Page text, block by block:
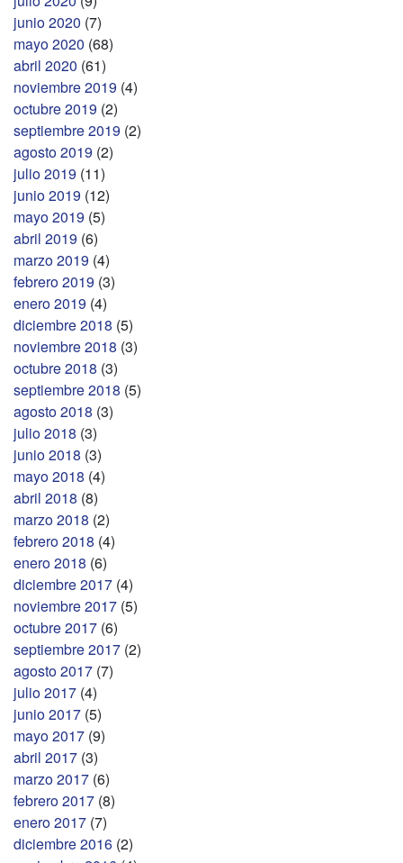
junio 2020 (7)
mayo 2020 (68)
abril 2020 (61)
noviembre 2019 (4)
octubre 2019 (2)
septiembre 2019 (2)
agosto 2019 (2)
julio 2019 (11)
junio 2019 (12)
mayo 2019 (5)
abril 2019 (6)
marzo 2019 (4)
febrero 2019 (3)
enero 2019 (4)
diciembre 2018 (5)
noviembre 2018 (3)
octubre 2018 (3)
septiembre 2018 (5)
agosto 2018 (3)
julio 2018 (3)
junio 2018 (3)
mayo 2018 (4)
abril 2018 (8)
marzo 2018 (2)
febrero 2018 (4)
enero 2018 (6)
diciembre 2017 (4)
noviembre 2017 (5)
octubre 2017 (6)
septiembre 2017 (2)
agosto 2017 (7)
julio 2017 (4)
junio 2017 (5)
mayo 2017 (9)
abril 2017 (3)
marzo 2017 (6)
febrero 2017 (8)
enero 2017 (7)
diciembre 2016 (2)